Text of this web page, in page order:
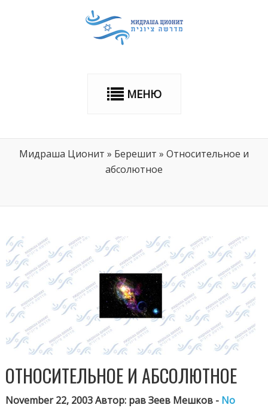
МЕНЮ
Мидраша Ционит » Берешит » Относительное и
абсолютное
ОТНОСИТЕЛЬНОЕ И АБСОЛЮТНОЕ
November 22, 2003 Автор: рав Зеев Мешков - No